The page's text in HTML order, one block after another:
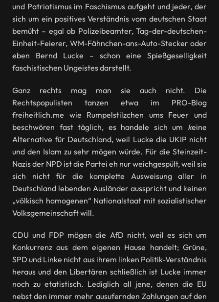
und Patriotismus im Faschismus aufgeht und jeder, der
sich um ein positives Verständnis vom deutschen Staat
bemüht – egal ob Polizeibeamter, Tag-der-deutschen-
Einheit-Feierer, WM-Fähnchen-ans-Auto-Stecker oder
eben Bernd Lucke – schon eine Spießgeselligkeit
faschistischen Ungeistes darstellt.
Ganz rechts mag man sie auch nicht. Die
Rechtspopulisten tanzen etwa im PRO-Blog
freiheitlich.me wie Rumpelstilzchen ums Feuer und
beschwören fast täglich, es handele sich um keine
Alternative für Deutschland, weil Lucke die UKIP nicht
und den Islam zu sehr mögen würde. Für die Steinzeit-
Nazis der NPD ist die Partei eh nur weichgespült, weil sie
sich nicht für die komplette Ausweisung aller in
Deutschland lebenden Ausländer ausspricht und keinen
„völkisch homogenen“ Nationalstaat mit sozialistischer
Volksgemeinschaft will.
CDU und FDP mögen die AfD nicht, weil es sich um
Konkurrenz aus dem eigenen Hause handelt; Grüne,
SPD und Linke nicht aus ihrem linken Politik-Verständnis
heraus und den Libertären schließlich ist Lucke immer
noch zu etatistisch. Lediglich all jene, denen die EU
nebst den immer mehr ausufernden Zahlungen auf den